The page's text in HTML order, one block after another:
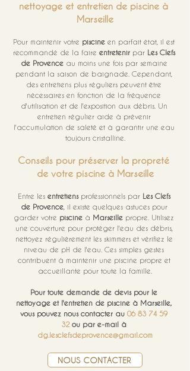
nettoyage et entretien de piscine à
Marseille
Pour maintenir votre piscine en parfait état, il est
recommandé de la faire entretenir par Les Clefs
de Provence au moins une fois par semaine
pendant la saison de baignade. Cependant,
des entretiens plus réguliers peuvent être
nécessaires en fonction de la fréquence
d'utilisation et de l'exposition aux débris. Un
entretien régulier aide à prévenir
l'accumulation de saleté et à garantir une eau
toujours cristalline.
Conseils pour préserver la propreté
de votre piscine à Marseille
Entre les entretiens professionnels par Les Clefs
de Provence, il existe quelques astuces pour
garder votre piscine à Marseille propre. Utilisez
une couverture pour protéger l'eau des débris,
nettoyez régulièrement les skimmers et vérifiez le
niveau de pH de l'eau. Ces simples gestes
contribuent à maintenir une piscine propre et
accueillante pour toute la famille.
Pour toute demande de devis pour le
nettoyage et l'entretien de piscine à Marseille,
vous pouvez nous contacter au 06 83 74 59
32 ou par e-mail à
dg.lesclefsdeprovence@gmail.com
NOUS CONTACTER